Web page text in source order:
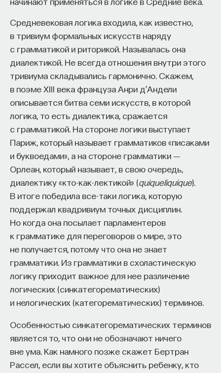
Средневековая логика входила, как известно,
в тривиум формальных искусств наряду
с грамматикой и риторикой. Называлась она
диалектикой. Не всегда отношения внутри этого
тривиума складывались гармонично. Скажем,
в поэме XIII века француза Анри д’Андели
описывается битва семи искусств, в которой
логика, то есть диалектика, сражается
с грамматикой. На стороне логики выступает
Париж, который называет грамматиков «писаками
и буквоедами», а на стороне грамматики ―
Орлеан, который называет, в свою очередь,
диалектику «кто-как-лектикой» (quiqueliquique).
В итоге победила все-таки логика, которую
поддержал квадривиум точных дисциплин.
Но когда она посылает парламентеров
к грамматике для переговоров о мире, это
не получается, потому что она не знает
грамматики. Из грамматики в схоластическую
логику приходит важное для нее различение
логических (синкатегорематических)
и нелогических (категорематических) терминов.
Особенностью синкатегорематических терминов
является то, что они не обозначают ничего
вне ума. Как намного позже скажет Бертран
Рассел, если вы хотите объяснить ребенку, кто
физиологии человека и животных биологического
факультета МГУ им. М.В. Ломоносова
3/10/2025
НАД МАТЕРИАЛОМ РАБОТАЛИ
Вячеслав Дубынин
доктор биологических наук, профессор
кафедры физиологии человека и животных
им. М. В. Ломоносова, специалист в области
физиологии мозга
БИОЛОГИЯ
ЕСТЕСТВЕННЫЕ НАУКИ ЖУРНАЛ
ХИМИЯ МЕЖДУ НЕЙРОНАМИ
старой генерации, он был 1876 года рождения
и свое политическое имя сделал еще во времена
Веймарской республики, он был правящим
бургомистром Кёльна и состоял в партии
Центра — католической партии, ориентированной
на католиков и на католические земли Германии.
В 1946 году возникает новая партия на основе
некогда запрещенной национал-социалистами
партии Центра, которая получит название
Христианско-демократический союз. В основе
этой партии лежали программные утверждения
партии Центра за тем исключением, что теперь
это были не только католические идеи,
но и протестантские. Тем самым они объединили
всех христиан Германии. Эта партия была
основана Конрадом Аденауэром, и от нее он стал
первым канцлером ФРГ в результате выборов
в новый парламент, бундестаг Федеративной
Республики Германия.
В историографии Германии период канцлерства
Конрада Аденауэра, который был достаточно
продолжительным — с 1949 по 1963 год, — вошел
в историю как канцлерская демократия.
Действительно, политика Конрада Аденауэра
была направлена на создание новой